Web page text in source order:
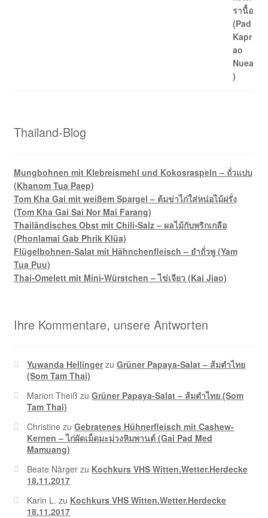
Thailand-Blog
Mungbohnen mit Klebreismehl und Kokosraspeln – ถั่วแปบ
(Khanom Tua Paep)
Tom Kha Gai mit weißem Spargel – ต้มข่าไก่ใส่หน่อไม้ฝรั่ง
(Tom Kha Gai Sai Nor Mai Farang)
Thailändisches Obst mit Chili-Salz – ผลไม้กับพริกเกลือ
(Phonlamai Gab Phrik Klüa)
Flügelbohnen-Salat mit Hähnchenfleisch – ยำถั่วพู (Yam
Tua Puu)
Thai-Omelett mit Mini-Würstchen – ไข่เจียว (Kai Jiao)
Ihre Kommentare, unsere Antworten
Yuwanda HellingerzuGrüner Papaya-Salat – ส้มตำไทย
(Som Tam Thai)
Marion Theiß zuGrüner Papaya-Salat – ส้มตำไทย (Som
Tam Thai)
Christine zuGebratenes Hühnerfleisch mit Cashew-
Kernen – ไก่ผัดเม็ดมะม่วงหิมพานต์ (Gai Pad Med
Mamuang)
Beate Närger zu Kochkurs VHS Witten.Wetter.Herdecke
18.11.2017
Karin L. zu Kochkurs VHS Witten.Wetter.Herdecke
18.11.2017